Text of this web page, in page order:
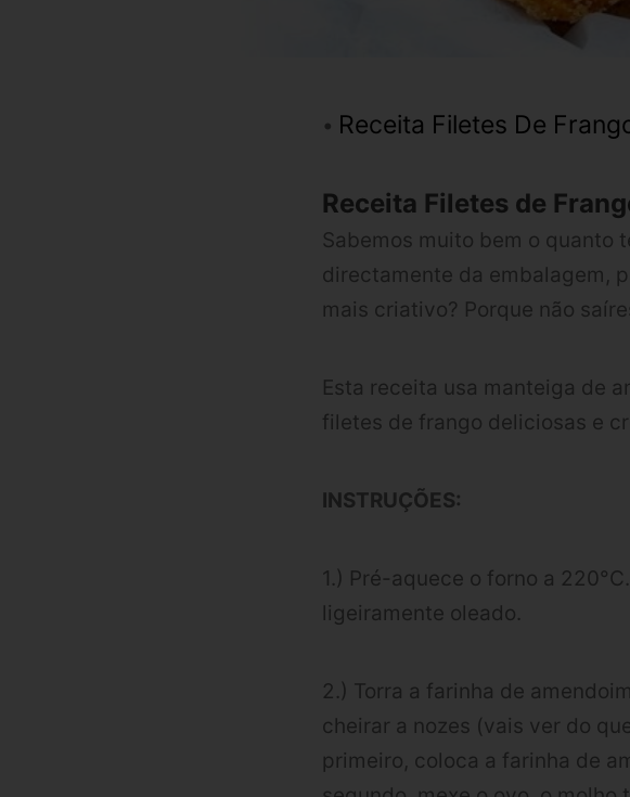
Receita Filetes De
Receita Filetes de
Sabemos muito bem o quanto
directamente da embalagem,
mais criativo? Porque não
Esta receita usa manteiga de
filetes de frango deliciosas e
INSTRUÇÕES:
1.) Pré-aquece o forno a
ligeiramente oleado.
2.) Torra a farinha de
cheirar a nozes (vais ver do
primeiro, coloca a farinha de